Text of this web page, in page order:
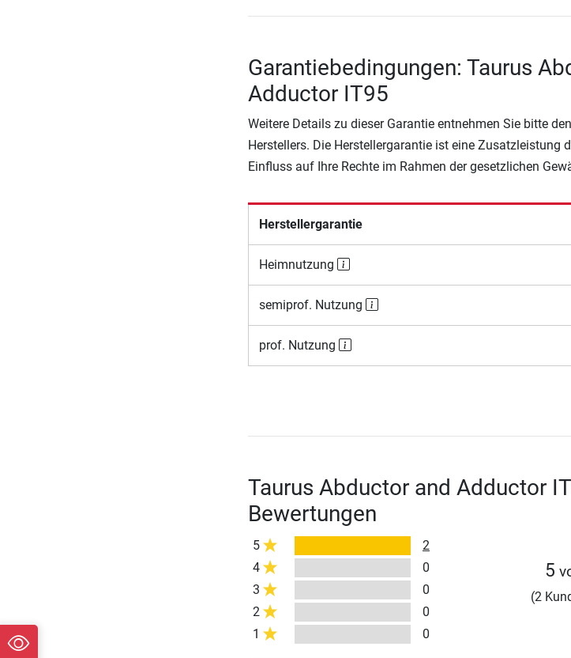
Garantiebedingungen: Taurus
Adductor IT95
Weitere Details zu dieser Garantie entnehmen Sie bitte
Herstellers. Die Herstellergarantie ist eine Zusatzleistung
Einfluss auf Ihre Rechte im Rahmen der gesetzlichen
Herstellergarantie
Heimnutzung
semiprof. Nutzung
prof. Nutzung
Taurus Abductor and Adductor
Bewertungen
5
2
4
0
3
0
2
0
1
0
5
(2